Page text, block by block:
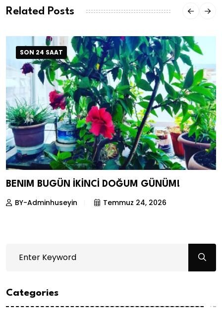
Related Posts
SON 24 SAAT
BENIM BUGÜN İKİNCİ DOĞUM GÜNÜM!
BY-Adminhuseyin Temmuz 24, 2026
Categories